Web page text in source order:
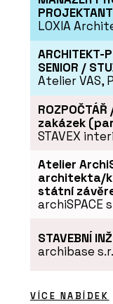
PROJEKTANT
LOXIA
ARCHITEKT-
SENIOR /
Atelier VAS,
zakázek
STAVEX
Atelier
architekta/
státní
archiSPACE
STAVEBNÍ
archibase
VÍCE NABÍDEK